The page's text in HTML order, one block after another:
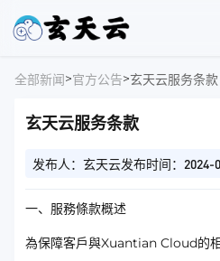
全部新闻>官方公告>玄天云服务条款
玄天云服务条款
发布人：玄天云发布时间：2024-
一、服務條款概述
為保障客戶與Xuantian Cloud的